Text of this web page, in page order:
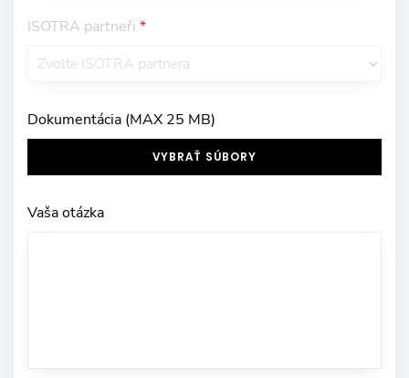
ISOTRA partneři *
Dokumentácia (MAX 25 MB)
VYBRAŤ SÚBORY
Vaša otázka